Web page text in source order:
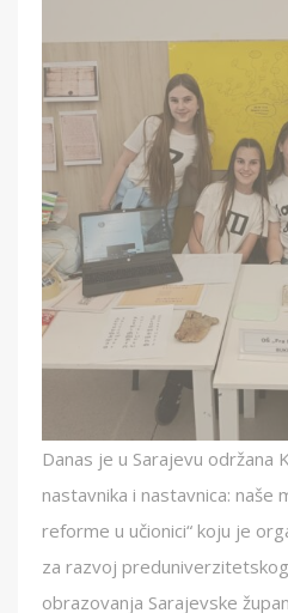
Danas je u Sarajevu održana
nastavnika i nastavnica: naše
reforme u učionici“ koju je
za razvoj
obrazovanja Sarajevske